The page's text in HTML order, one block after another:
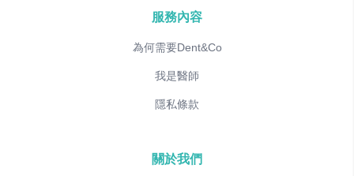
服務內容
為何需要Dent&Co
我是醫師
隱私條款
關於我們